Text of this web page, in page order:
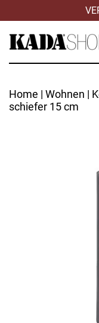
Home | Wohnen |
schiefer 15 cm